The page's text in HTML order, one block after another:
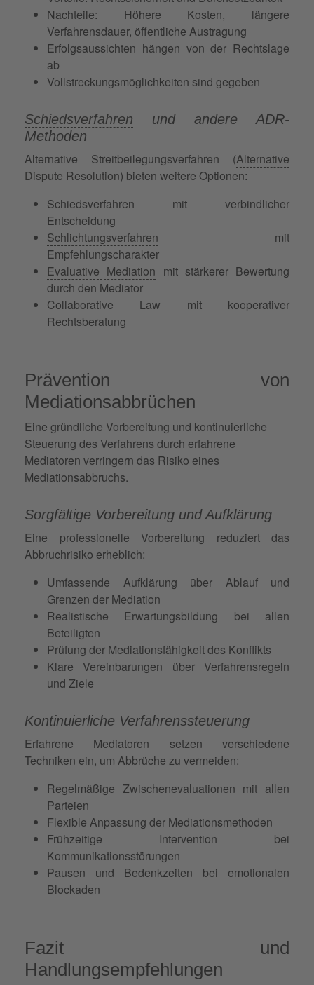
Nachteile: Höhere Kosten, längere
Verfahrensdauer, öffentliche Austragung
Erfolgsaussichten hängen von der Rechtslage
ab
Vollstreckungsmöglichkeiten sind gegeben
Schiedsverfahren und andere ADR-
Methoden
Alternative Streitbeilegungsverfahren (Alternative
Dispute Resolution) bieten weitere Optionen:
Schiedsverfahren mit verbindlicher
Entscheidung
Schlichtungsverfahren mit
Empfehlungscharakter
Evaluative Mediation mit stärkerer Bewertung
durch den Mediator
Collaborative Law mit kooperativer
Rechtsberatung
Prävention von
Mediationsabbrüchen
Eine gründliche Vorbereitung und kontinuierliche
Steuerung des Verfahrens durch erfahrene
Mediatoren verringern das Risiko eines
Mediationsabbruchs.
Sorgfältige Vorbereitung und Aufklärung
Eine professionelle Vorbereitung reduziert das
Abbruchrisiko erheblich:
Umfassende Aufklärung über Ablauf und
Grenzen der Mediation
Realistische Erwartungsbildung bei allen
Beteiligten
Prüfung der Mediationsfähigkeit des Konflikts
Klare Vereinbarungen über Verfahrensregeln
und Ziele
Kontinuierliche Verfahrenssteuerung
Erfahrene Mediatoren setzen verschiedene
Techniken ein, um Abbrüche zu vermeiden:
Regelmäßige Zwischenevaluationen mit allen
Parteien
Flexible Anpassung der Mediationsmethoden
Frühzeitige Intervention bei
Kommunikationsstörungen
Pausen und Bedenkzeiten bei emotionalen
Blockaden
Fazit und
Handlungsempfehlungen